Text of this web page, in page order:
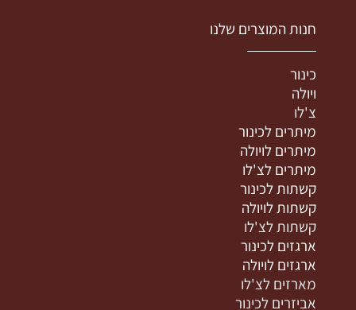
חנות המוצרים שלנו
מיתרים לכינור
מיתרים לויולה
מיתרים לצ'לו
קשתות לכינור
קשתות לויולה
קשתות לצ'לו
ארגזים לכינור
ארגזים לויולה
מארזים לצ'לו
אביזרים לכינור